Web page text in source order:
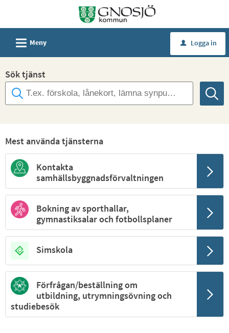
Självservice
kommun
L Meny u Logga in
Sök tjänst
Mest använda tjänsterna
Kontakta
samhällsbyggnadsförvaltningen
Bokning av sporthallar,
gymnastiksalar och fotbollsplaner
Simskola
Förfrågan/beställning om
utbildning, utrymningsövning och
studiebesök